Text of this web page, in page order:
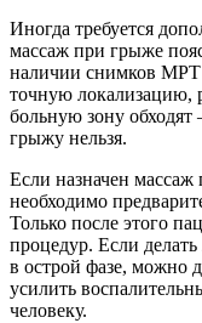
Иногда требуется
массаж при грыже
наличии снимков МРТ
точную локализацию,
больную зону обходят
грыжу нельзя.
Если назначен массаж
необходимо
Только после этого
процедур. Если
в острой фазе, можно
усилить
человеку.